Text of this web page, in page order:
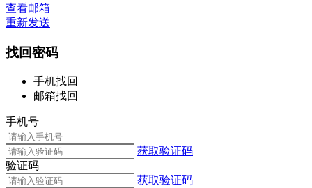
查看邮箱
重新发送
找回密码
手机找回
邮箱找回
手机号
获取验证码
验证码
获取验证码